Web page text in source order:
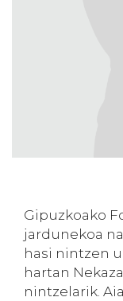
Gipuzkoako
jardunekoa
hasi nintzen
hartan
nintzelarik.